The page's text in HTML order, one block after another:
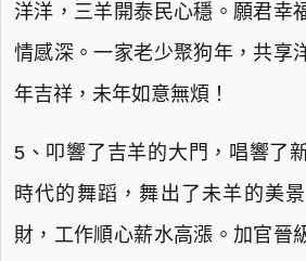
洋洋，三羊開泰民心穩。願君幸
情感深。一家老少聚狗年，共享
年吉祥，未年如意無煩！
5、叩響了吉羊的大門，唱響了
時代的舞蹈，舞出了未羊的美
財，工作順心薪水高漲。加官晉